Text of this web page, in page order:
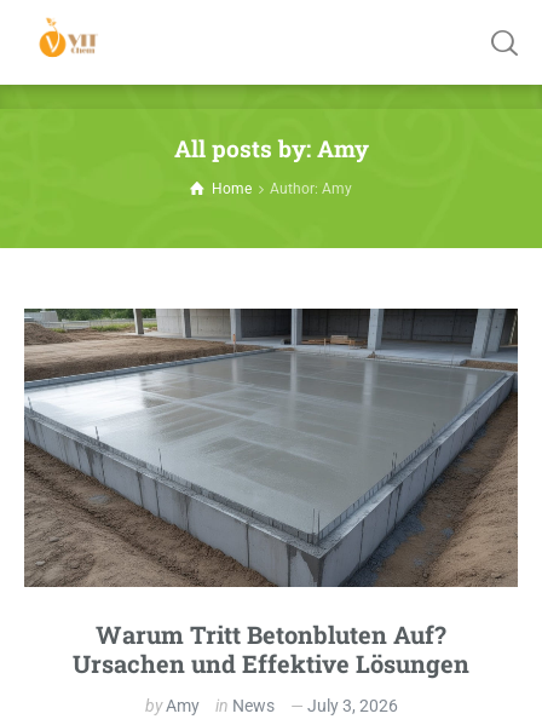
All posts by: Amy
Home Author: Amy
Warum Tritt Betonbluten Auf?
Ursachen und Effektive Lösungen
byAmy in News July 3, 2026